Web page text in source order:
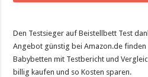
Den Testsieger auf Beistellbett Test
Angebot günstig bei Amazon.de
Babybetten mit Testbericht und
billig kaufen und so Kosten sparen.